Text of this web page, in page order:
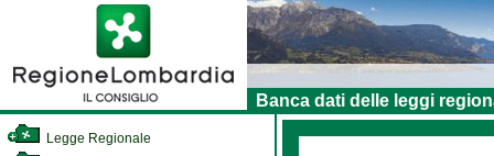
Banca dati delle leggi
Legge Regionale